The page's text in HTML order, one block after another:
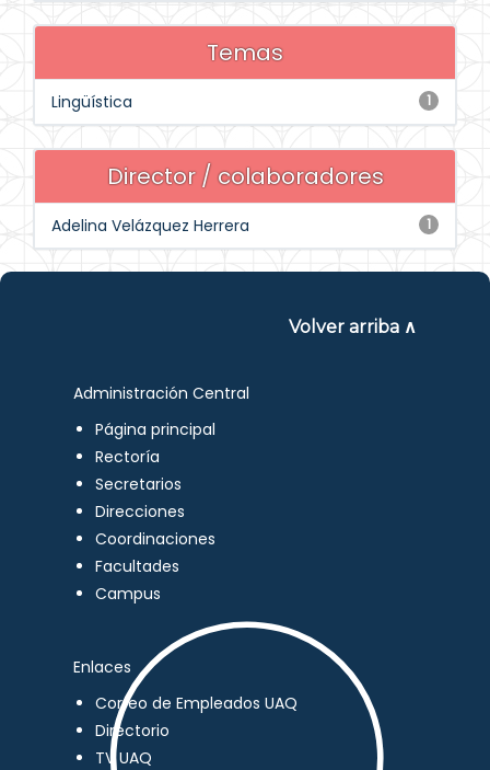
Temas
1
Lingüística
Director / colaboradores
1
Adelina Velázquez Herrera
Volver arriba ∧
Administración Central
Página principal
Rectoría
Secretarios
Direcciones
Coordinaciones
Facultades
Campus
Enlaces
Correo de Empleados UAQ
Directorio
TV UAQ